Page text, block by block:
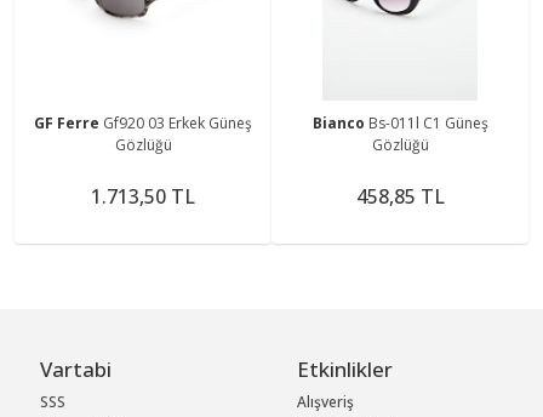
GF Ferre Gf920 03 Erkek Güneş
Gözlüğü
1.713,50 TL
Bianco Bs-011l C1 Güneş
Gözlüğü
458,85 TL
Vartabi
SSS
Etkinlikler
Alışveriş